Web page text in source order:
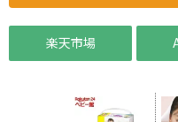
楽天市場